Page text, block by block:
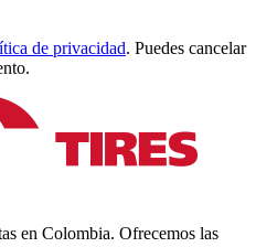
de privacidad. Puedes cancelar
en Colombia. Ofrecemos las